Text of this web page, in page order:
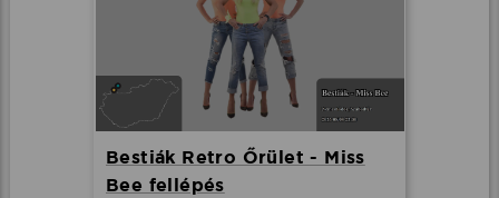
Bestiák Retro Őrület - Miss
Bee fellépés